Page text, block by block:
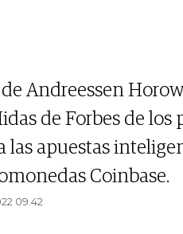
Andreessen
de Forbes de los
las apuestas
Coinbase.
09.42